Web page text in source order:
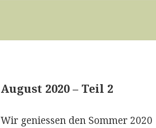
August 2020 – Teil 2
Wir geniessen den Sommer 2020